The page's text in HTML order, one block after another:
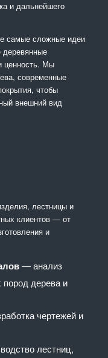
и дальнейшего
самые сложные идеи
деревянные
ценность. Мы
современные
чтобы
внешний вид
лестницы и
клиентов — от
и
— анализ
дерева и
чертежей и
лестниц,